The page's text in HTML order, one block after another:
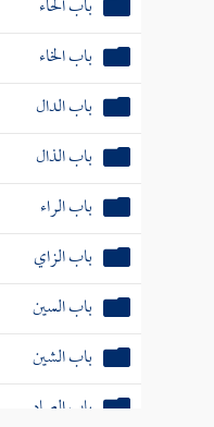
باب الذال
باب الراء
باب الزاي
باب السين
باب الشين
باب الصاد
باب الضاد
باب الطاء